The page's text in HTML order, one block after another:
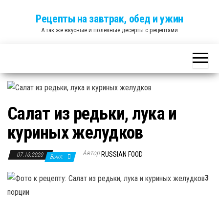
Рецепты на завтрак, обед и ужин
А так же вкусные и полезные десерты с рецептами
Салат из редьки, лука и
куриных желудков
07.10.2020 Выкл. Автор RUSSIAN FOOD
3
порции